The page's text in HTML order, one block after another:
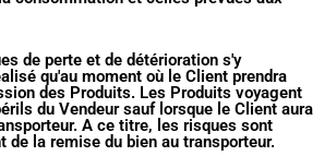
de perte et de détérioration s'y
qu'au moment où le Client prendra
des Produits. Les Produits voyagent
du Vendeur sauf lorsque le Client aura
A ce titre, les risques sont
de la remise du bien au transporteur.